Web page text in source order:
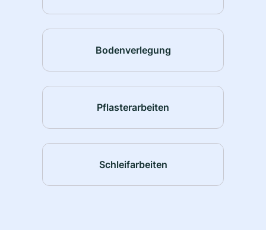
Bodenverlegung
Pflasterarbeiten
Schleifarbeiten